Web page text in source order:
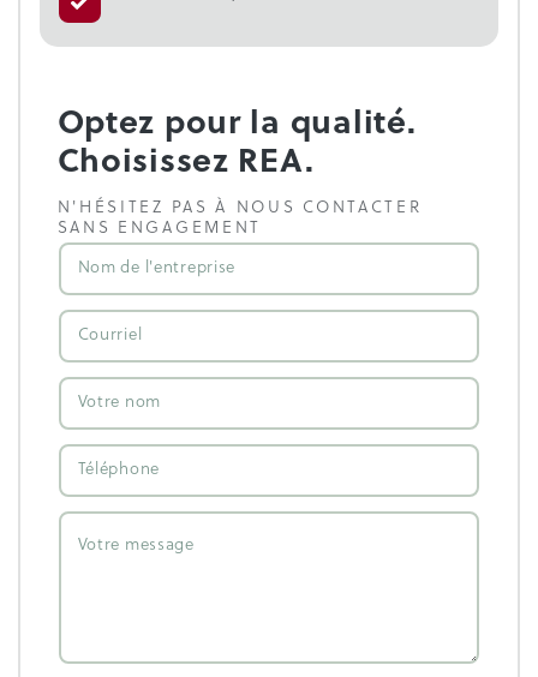
Optez pour la qualité.
Choisissez REA.
N'HÉSITEZ PAS À NOUS CONTACTER
SANS ENGAGEMENT